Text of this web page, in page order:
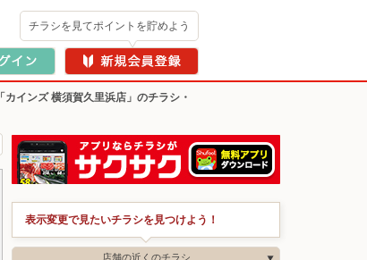
チラシを見てポイントを貯めよう
「カインズ 横須賀久里浜店」のチラシ・
表示変更で見たいチラシを見つけよう！
店舗の近くのチラシ